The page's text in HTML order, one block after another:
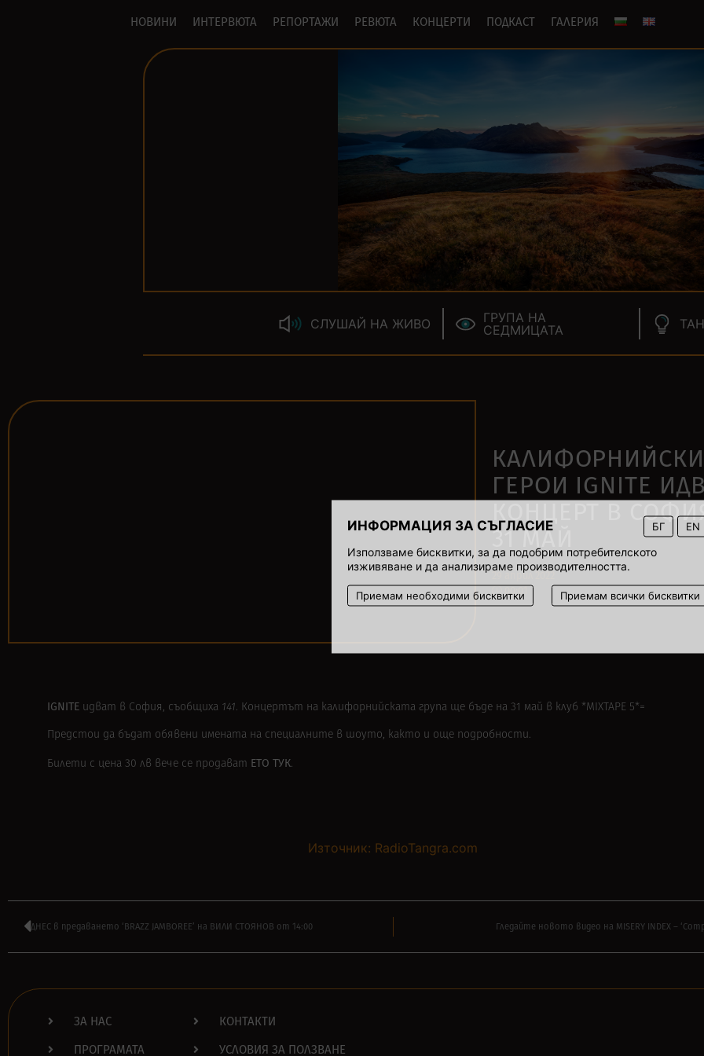
ИНФОРМАЦИЯ ЗА СЪГЛАСИЕ БГ EN
Използваме бисквитки, за да подобрим потребителското
изживяване и да анализираме производителността.
Приемам необходими бисквитки Приемам всички бисквитки
НОВИНИ ИНТЕРВЮТА РЕПОРТАЖИ РЕВЮТА КОНЦЕРТИ ПОДКАСТ ГАЛЕРИЯ
СЛУШАЙ НА ЖИВО
ГРУПА НА
СЕДМИЦАТА
ГЕРОИ IGNITE
КОНЦЕРТ В
31 МАЙ
29 април 2022
00:01
IGNITE идват в София, съобщиха 141. Концертът на калифорнийската група ще бъде на 31 май в клуб *MIXTAPE 5*=
Предстои да бъдат обявени имената на специалните в шоуто, както и още подробности.
Билети с цена 30 лв вече се продават ЕТО ТУК.
Източник: RadioTangra.com
ДНЕС в предаването ‘BRAZZ JAMBOREE’ на ВИЛИ СТОЯНОВ от 14:00 Гледайте новото видео на MISERY INDEX –
ЗА НАС
ПРОГРАМАТА
КОНТАКТИ
УСЛОВИЯ ЗА ПОЛЗВАНЕ